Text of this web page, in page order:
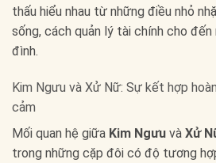
thấu hiểu nhau từ những điều nhỏ
sống, cách quản lý tài chính cho
đình.
Kim Ngưu và Xử Nữ: Sự kết hợp
cảm
Mối quan hệ giữa Kim Ngưu và Xử
trong những cặp đôi có độ tương